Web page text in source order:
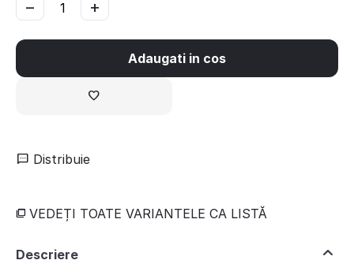
+
−
Adaugati in cos
Distribuie
VEDEȚI TOATE VARIANTELE CA LISTĂ
Descriere